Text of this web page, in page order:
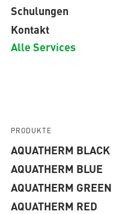
Schulungen
Kontakt
Alle Services
PRODUKTE
AQUATHERM BLACK
AQUATHERM BLUE
AQUATHERM GREEN
AQUATHERM RED